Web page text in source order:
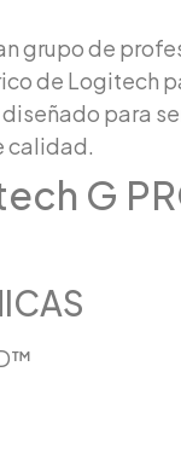
grupo de
de Logitech
para
calidad.
G